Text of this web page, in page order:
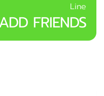
Line
FRIENDS